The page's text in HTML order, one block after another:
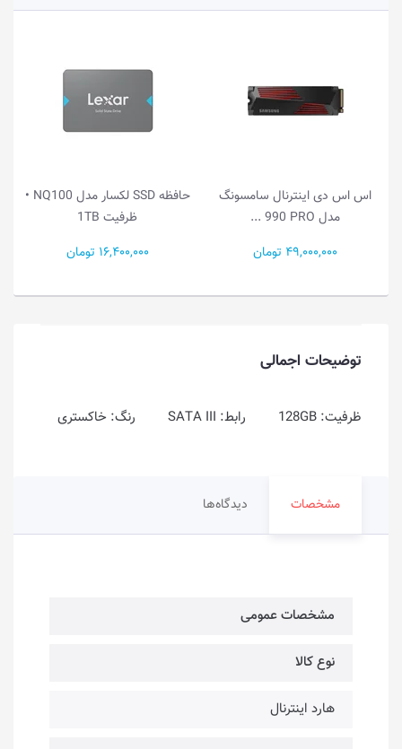
اس اس دی اینترنال سامسونگ
مدل ‎‎ 990 PRO...
49,000,000 تومان
حافظه SSD لکسار مدل NQ100 •
ظرفیت 1TB
16,400,000 تومان
توضیحات اجمالی
ظرفیت: 128GB رابط: SATA III رنگ: خاکستری
مشخصات دیدگاه‌ها
مشخصات عمومی
نوع کالا
هارد اینترنال